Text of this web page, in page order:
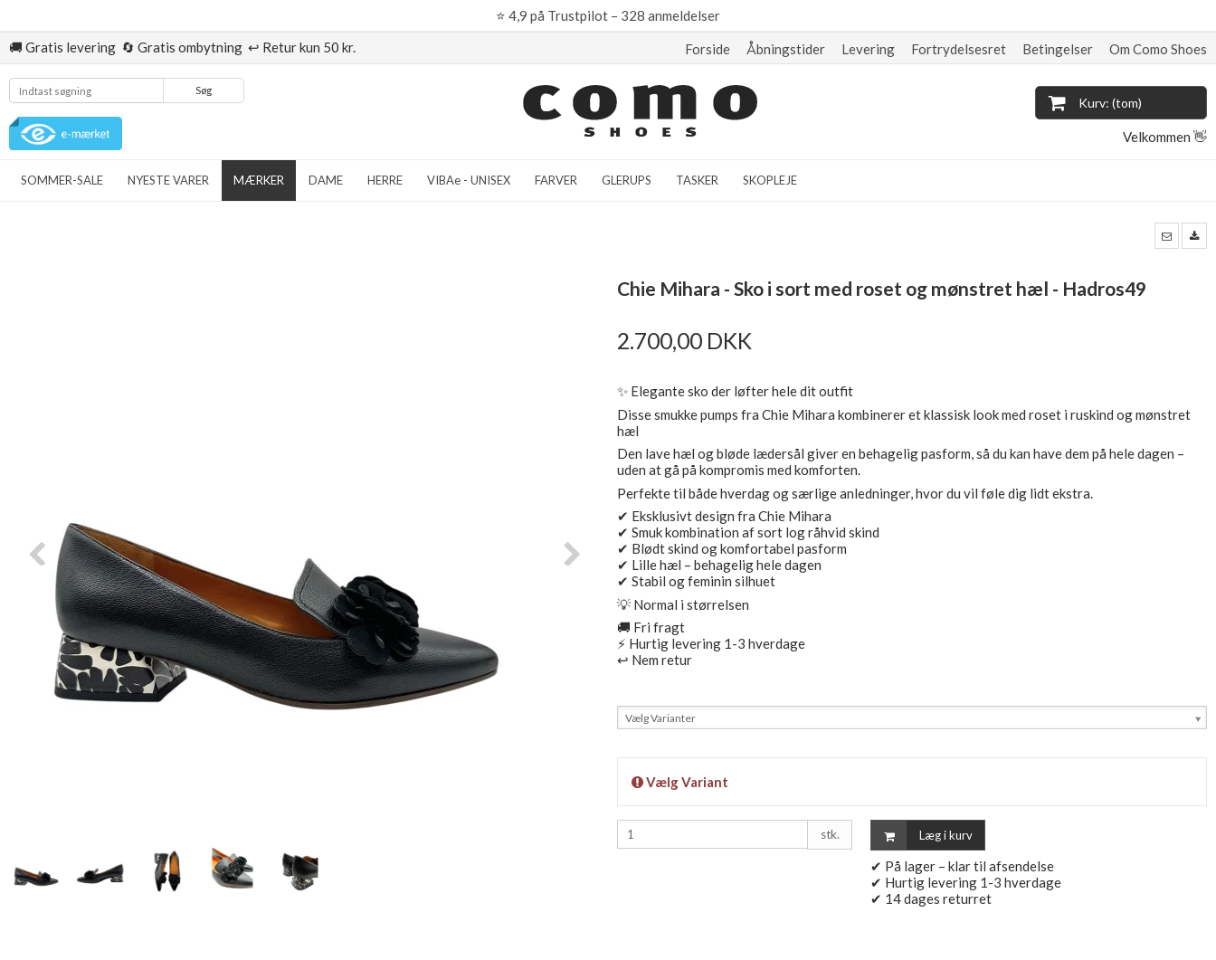
⭐ 4,9 på Trustpilot – 328 anmeldelser
🚚 Gratis levering 🔄 Gratis ombytning ↩️ Retur kun 50 kr.
Forside Åbningstider Levering Fortrydelsesret Betingelser Om Como Shoes
Søg
Kurv: (tom)
Velkommen 👋
SOMMER-SALE NYESTE VARER MÆRKER DAME HERRE VIBAe - UNISEX FARVER GLERUPS TASKER SKOPLEJE
Chie Mihara - Sko i sort med roset og mønstret hæl - Hadros49
2.700,00 DKK
✨ Elegante sko der løfter hele dit outfit
Disse smukke pumps fra Chie Mihara kombinerer et klassisk look med roset i ruskind og mønstret
hæl
Den lave hæl og bløde lædersål giver en behagelig pasform, så du kan have dem på hele dagen –
uden at gå på kompromis med komforten.
Perfekte til både hverdag og særlige anledninger, hvor du vil føle dig lidt ekstra.
✔ Eksklusivt design fra Chie Mihara
✔ Smuk kombination af sort log råhvid skind
✔ Blødt skind og komfortabel pasform
✔ Lille hæl – behagelig hele dagen
✔ Stabil og feminin silhuet
💡 Normal i størrelsen
🚚 Fri fragt
⚡ Hurtig levering 1-3 hverdage
↩️ Nem retur
Vælg Varianter
Vælg Variant
stk. Læg i kurv
✔ På lager – klar til afsendelse
✔ Hurtig levering 1-3 hverdage
✔ 14 dages returret